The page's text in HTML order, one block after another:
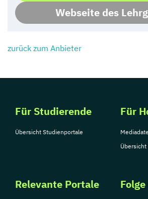
Webseite des
zurück zum Anbieter
Für Studierende
Übersicht Studienportale
Für
Relevante Portale